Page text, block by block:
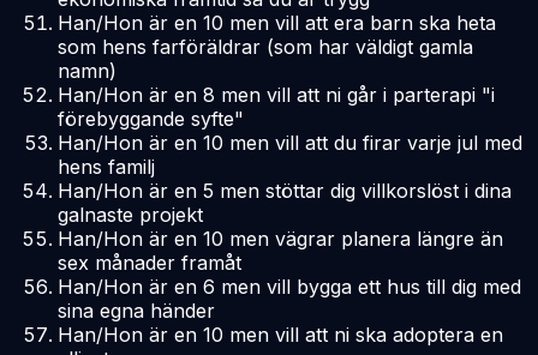
Han/Hon är en 10 men vill att era barn ska heta
som hens farföräldrar (som har väldigt gamla
namn)
Han/Hon är en 8 men vill att ni går i parterapi "i
förebyggande syfte"
Han/Hon är en 10 men vill att du firar varje jul med
hens familj
Han/Hon är en 5 men stöttar dig villkorslöst i dina
galnaste projekt
Han/Hon är en 10 men vägrar planera längre än
sex månader framåt
Han/Hon är en 6 men vill bygga ett hus till dig med
sina egna händer
Han/Hon är en 10 men vill att ni ska adoptera en